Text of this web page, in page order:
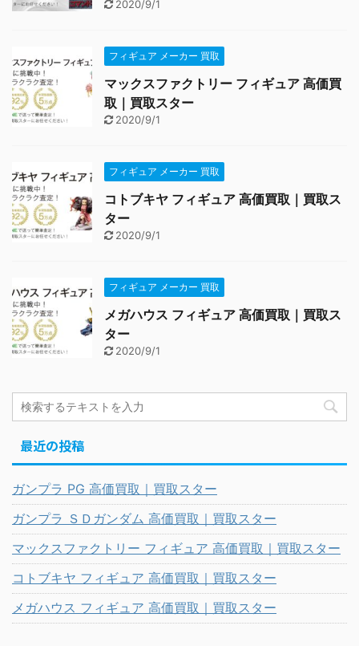
2020/9/1
フィギュア メーカー 買取
マックスファクトリー フィギュア 高価買
取｜買取スター
2020/9/1
フィギュア メーカー 買取
コトブキヤ フィギュア 高価買取｜買取ス
ター
2020/9/1
フィギュア メーカー 買取
メガハウス フィギュア 高価買取｜買取ス
ター
2020/9/1
最近の投稿
ガンプラ PG 高価買取｜買取スター
ガンプラ ＳＤガンダム 高価買取｜買取スター
マックスファクトリー フィギュア 高価買取｜買取スター
コトブキヤ フィギュア 高価買取｜買取スター
メガハウス フィギュア 高価買取｜買取スター